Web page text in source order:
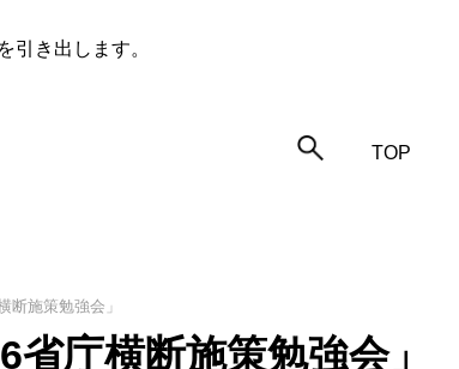
引き出します。
TOP
断施策勉強会」
庁横断施策勉強会」